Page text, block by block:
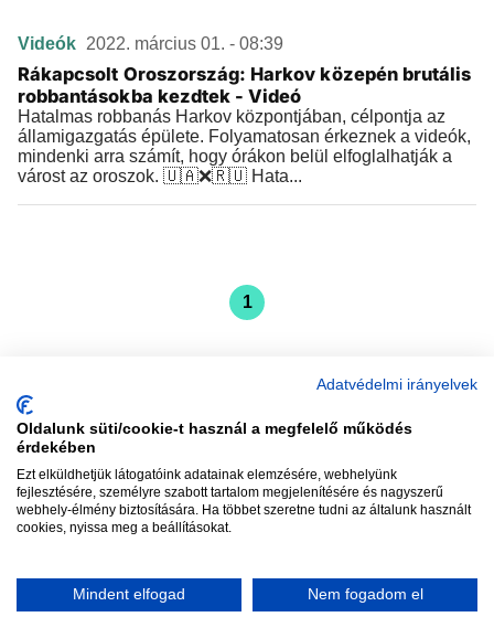
Videók 2022. március 01. - 08:39
Rákapcsolt Oroszország: Harkov közepén brutális
robbantásokba kezdtek - Videó
Hatalmas robbanás Harkov központjában, célpontja az
államigazgatás épülete. Folyamatosan érkeznek a videók,
mindenki arra számít, hogy órákon belül elfoglalhatják a
várost az oroszok. 🇺🇦❌️🇷🇺 Hata...
1
Szerkesztőség:szerk@vadhajtasok.hu
Modi:moderator@vadhajtasok.hu
AdatvédelemImpresszumSzerzői jogok
Adatvédelmi irányelvek
Oldalunk süti/cookie-t használ a megfelelő működés
érdekében
Ezt elküldhetjük látogatóink adatainak elemzésére, webhelyünk
fejlesztésére, személyre szabott tartalom megjelenítésére és nagyszerű
webhely-élmény biztosítására. Ha többet szeretne tudni az általunk használt
cookies, nyissa meg a beállításokat.
Mindent elfogad Nem fogadom el